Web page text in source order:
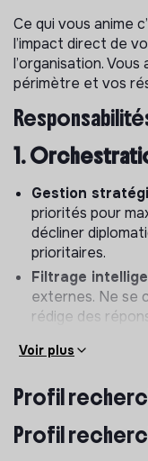
Ce qui vous anime
l’impact direct de
l’organisation.
périmètre et vos
1.
Gestion
priorités pour
décliner
prioritaires.
Filtrage
externes. Ne se
rédige des
CEO.
déplacements
préparatoires,
Voir plus
Profil
Profil